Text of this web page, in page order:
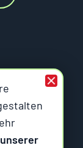
unserer